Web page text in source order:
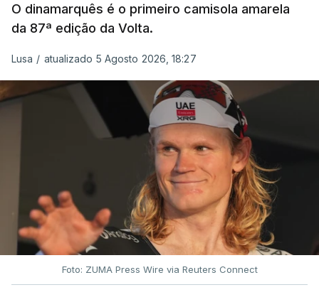
O dinamarquês é o primeiro camisola amarela
da 87ª edição da Volta.
Lusa / atualizado 5 Agosto 2026, 18:27
Foto: ZUMA Press Wire via Reuters Connect